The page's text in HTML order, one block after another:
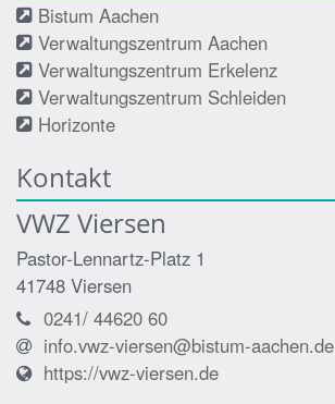
Bistum Aachen
Verwaltungszentrum Aachen
Verwaltungszentrum Erkelenz
Verwaltungszentrum Schleiden
Horizonte
Kontakt
VWZ Viersen
Pastor-Lennartz-Platz 1
41748 Viersen
0241/ 44620 60
info.vwz-viersen@bistum-aachen.de
https://vwz-viersen.de